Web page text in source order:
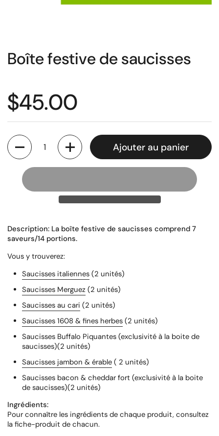
Boîte festive de saucisses
Prix régulier
$45.00
Quantité
Ajouter au panier
Description: La boîte festive de saucisses comprend 7
saveurs/14 portions.
Vous y trouverez:
Saucisses italiennes (2 unités)
Saucisses Merguez (2 unités)
Saucisses au cari (2 unités)
Saucisses 1608 & fines herbes (2 unités)
Saucisses Buffalo Piquantes (exclusivité à la boite de
saucisses)(2 unités)
Saucisses jambon & érable ( 2 unités)
Saucisses bacon & cheddar fort (exclusivité à la boite
de saucisses)(2 unités)
Ingrédients:
Pour connaître les ingrédients de chaque produit, consultez
la fiche-produit de chacun.